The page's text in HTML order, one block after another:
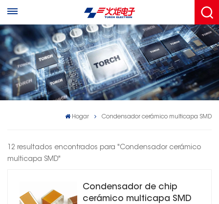
Hogar Condensador cerámico multicapa SMD
12 resultados encontrados para "Condensador cerámico
multicapa SMD"
Condensador de chip
cerámico multicapa SMD